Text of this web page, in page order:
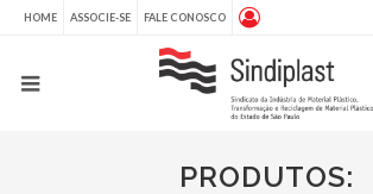
HOME ASSOCIE-SE FALE CONOSCO
PRODUTOS: